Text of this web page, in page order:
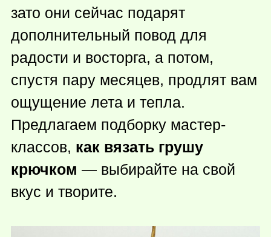
зато они сейчас подарят
дополнительный повод для
радости и восторга, а потом,
спустя пару месяцев, продлят вам
ощущение лета и тепла.
Предлагаем подборку мастер-
классов, как вязать грушу
крючком — выбирайте на свой
вкус и творите.